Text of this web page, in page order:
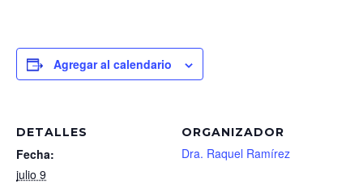
Agregar al calendario
DETALLES
Fecha:
julio 9
ORGANIZADOR
Dra. Raquel Ramírez